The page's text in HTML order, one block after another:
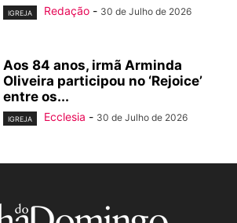
IGREJA Redação - 30 de Julho de 2026
Aos 84 anos, irmã Arminda
Oliveira participou no ‘Rejoice’
entre os...
IGREJA Ecclesia - 30 de Julho de 2026